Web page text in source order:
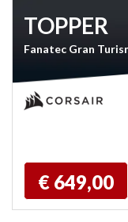
TOPPER
Fanatec Gran
€ 649,00